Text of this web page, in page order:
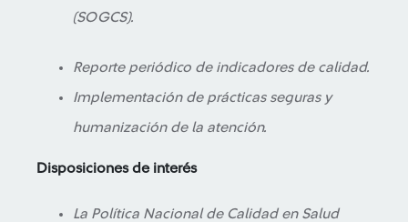
(SOGCS).
Reporte periódico de indicadores de calidad.
Implementación de prácticas seguras y
humanización de la atención.
Disposiciones de interés
La Política Nacional de Calidad en Salud